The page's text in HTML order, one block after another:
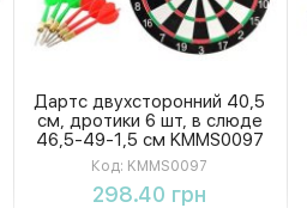
Дартс двухсторонний 40,5
см, дротики 6 шт, в слюде
46,5-49-1,5 см KMMS0097
Код: KMMS0097
298.40 грн
Купить